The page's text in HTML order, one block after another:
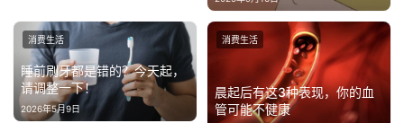
睡前刷牙都是错的？今天起，
请调整一下！
2026年5月9日
消费生活
晨起后有这3种表现，你的血
管可能不健康
消费生活